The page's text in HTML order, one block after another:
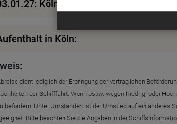
Köln
in Köln:
dient lediglich der Erbringung der vertraglichen
der Schifffahrt. Wenn bspw. wegen Niedrig- oder
befördern. Unter Umständen ist der Umstieg auf ein
Bitte beachten Sie die Angaben in der